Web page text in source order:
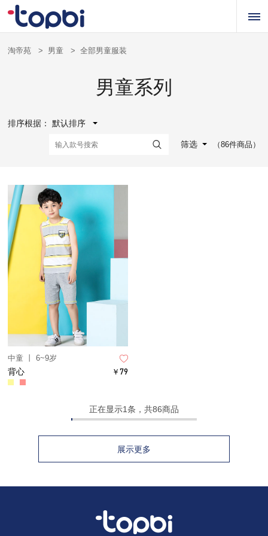
淘帝苑 > 男童 > 全部男童服装
男童系列
排序根据：默认排序
筛选 （86件商品）
中童 丨 6~9岁
背心 ￥79
正在显示1条，共86商品
展示更多